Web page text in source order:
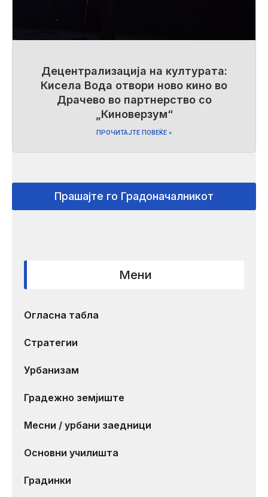
​Децентрализација на културата:
Кисела Вода отвори ново кино во
Драчево во партнерство со
„Киноверзум“
ПРОЧИТАЈТЕ ПОВЕЌЕ »
Прашајте го Градоначалникот
Мени
Огласна табла
Стратегии
Урбанизам
Градежно земјиште
Месни / урбани заедници
Основни училишта
Градинки